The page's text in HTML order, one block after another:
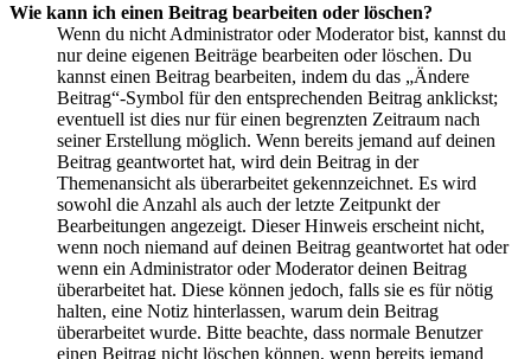
Wie kann ich einen Beitrag bearbeiten oder löschen?
Wenn du nicht Administrator oder Moderator bist, kannst du
nur deine eigenen Beiträge bearbeiten oder löschen. Du
kannst einen Beitrag bearbeiten, indem du das „Ändere
Beitrag“-Symbol für den entsprechenden Beitrag anklickst;
eventuell ist dies nur für einen begrenzten Zeitraum nach
seiner Erstellung möglich. Wenn bereits jemand auf deinen
Beitrag geantwortet hat, wird dein Beitrag in der
Themenansicht als überarbeitet gekennzeichnet. Es wird
sowohl die Anzahl als auch der letzte Zeitpunkt der
Bearbeitungen angezeigt. Dieser Hinweis erscheint nicht,
wenn noch niemand auf deinen Beitrag geantwortet hat oder
wenn ein Administrator oder Moderator deinen Beitrag
überarbeitet hat. Diese können jedoch, falls sie es für nötig
halten, eine Notiz hinterlassen, warum dein Beitrag
überarbeitet wurde. Bitte beachte, dass normale Benutzer
einen Beitrag nicht löschen können, wenn bereits jemand